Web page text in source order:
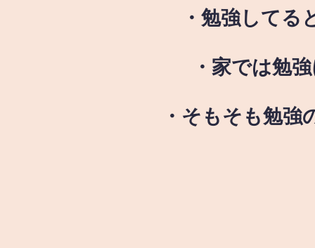
・勉強して
・家では勉
・そもそも勉